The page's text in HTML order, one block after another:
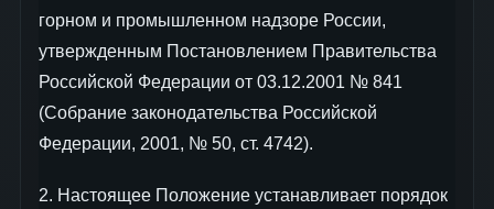
горном и промышленном надзоре России,
утвержденным Постановлением Правительства
Российской Федерации от 03.12.2001 № 841
(Собрание законодательства Российской
Федерации, 2001, № 50, ст. 4742).
2. Настоящее Положение устанавливает порядок